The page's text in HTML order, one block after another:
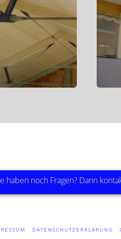
haben noch Fragen? Dann
DATENSCHUTZERKLÄRUNG